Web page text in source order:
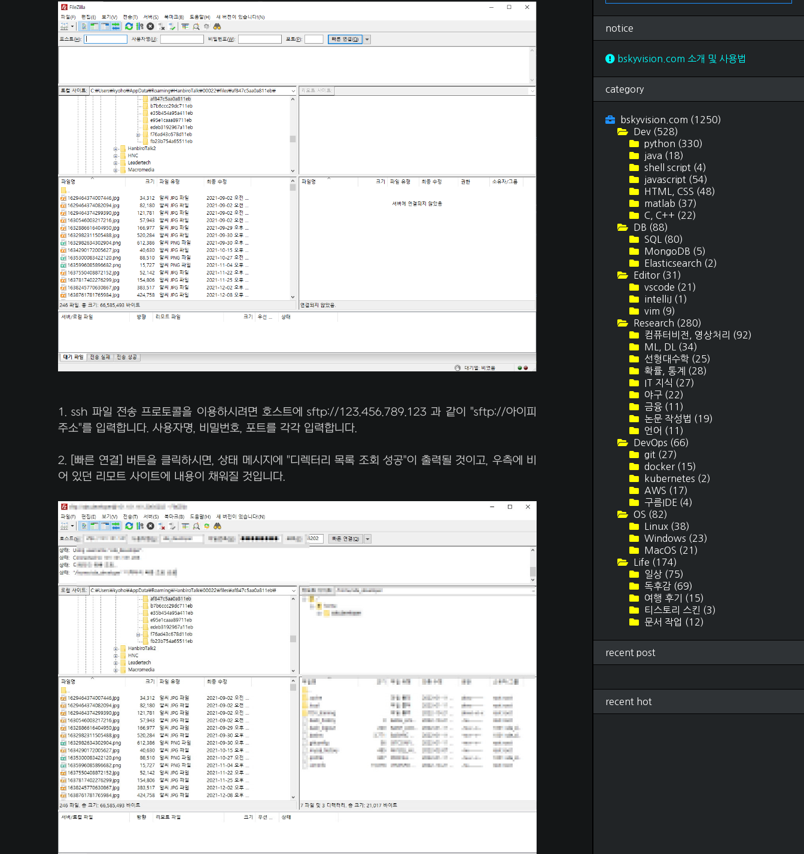
1. ssh 파일 전송 프로토콜을 이용하시려면 호스트에 sftp://123.456.789.123 과 같이 "sftp://아이피
주소"를 입력합니다. 사용자명, 비밀번호, 포트를 각각 입력합니다.
2. [빠른 연결] 버튼을 클릭하시면, 상태 메시지에 "디렉터리 목록 조회 성공"이 출력될 것이고, 우측에 비
어 있던 리모트 사이트에 내용이 채워질 것입니다.
notice
bskyvision.com 소개 및 사용법
category
bskyvision.com (1250)
Dev (528)
python (330)
java (18)
shell script (4)
javascript (54)
HTML, CSS (48)
matlab (37)
C, C++ (22)
DB (88)
SQL (80)
MongoDB (5)
Elasticsearch (2)
Editor (31)
vscode (21)
intelliJ (1)
vim (9)
Research (280)
컴퓨터비전, 영상처리 (92)
ML, DL (34)
선형대수학 (25)
확률, 통계 (28)
IT 지식 (27)
야구 (22)
금융 (11)
논문 작성법 (19)
언어 (11)
DevOps (66)
git (27)
docker (15)
kubernetes (2)
AWS (17)
구름IDE (4)
OS (82)
Linux (38)
Windows (23)
MacOS (21)
Life (174)
일상 (75)
독후감 (69)
여행 후기 (15)
티스토리 스킨 (3)
문서 작업 (12)
recent post
recent hot
Windows(23)
MacOS(21)
Life
일상(75)
독후감
(69)
여행 후기
(15)
티스토리 스킨(3)
문서 작업